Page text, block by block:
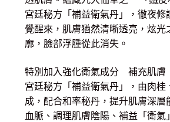
宮廷秘方「補益衛氣丹」，徹夜修
覺醒來，肌膚猶然清晰透亮，炫光
廓，臉部浮腫從此消失。
特別加入強化衛氣成分 補充肌膚
宮廷秘方「補益衛氣丹」，由肉桂
成，配合和率秘丹，提升肌膚深層
血脈、調理肌膚陰陽、補益「衛氣